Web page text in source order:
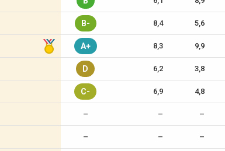
B- 8,4 5,6
A+ 8,3 9,9
D 6,2 3,8
C- 6,9 4,8
– – –
– – –